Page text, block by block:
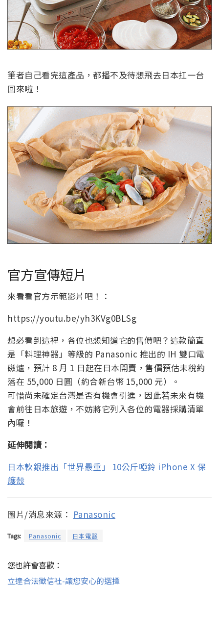
筆者自己看完這產品，都播不及待想飛去日本扛一台
回來啦！
官方宣傳短片
來看看官方示範影片吧！：
https://youtu.be/yh3KVg0BLSg
想必看到這裡，各位也想知道它的售價吧？這款簡直
是「料理神器」等級的 Panasonic 推出的 IH 雙口電
磁爐，預計 8 月 1 日起在日本開賣，售價預估未稅約
落在 55,000 日圓（約合新台幣 15,000 元）。
可惜尚未確定台灣是否有機會引進，因此若未來有機
會前往日本旅遊，不妨將它列入各位的電器採購清單
內囉！
延伸閱讀：
日本軟銀推出「世界最重」 10公斤啞鈴 iPhone X 保
護殼
圖片/消息來源： Panasonic
Tags: Panasonic 日本電器
您也許會喜歡：
立達合法徵信社-讓您安心的選擇